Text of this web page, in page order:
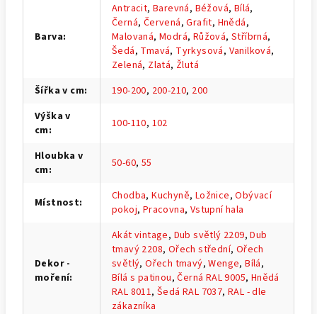
Barva:
Antracit,Barevná, Béžová, Bílá,
Černá, Červená,Grafit, Hnědá,
Malovaná,Modrá, Růžová,Stříbrná,
Šedá, Tmavá, Tyrkysová, Vanilková,
Zelená, Zlatá, Žlutá
Šířka v cm: 190-200, 200-210, 200
Výška v
cm: 100-110, 102
Hloubka v
cm: 50-60, 55
Místnost: Chodba,Kuchyně, Ložnice,Obývací
pokoj, Pracovna, Vstupní hala
Dekor -
moření:
Akát vintage, Dub světlý 2209,Dub
tmavý 2208, Ořech střední, Ořech
světlý,Ořech tmavý,Wenge,Bílá,
Bílá s patinou,Černá RAL 9005, Hnědá
RAL 8011,Šedá RAL 7037,RAL - dle
zákazníka